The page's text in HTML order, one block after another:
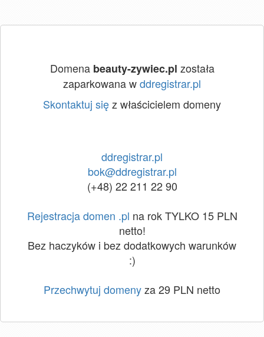
Domena beauty-zywiec.pl została
zaparkowana wddregistrar.pl
Skontaktuj sięz właścicielem domeny
ddregistrar.pl
bok@ddregistrar.pl
(+48) 22 211 22 90
Rejestracja domen .pl na rok TYLKO 15 PLN
netto!
Bez haczyków i bez dodatkowych warunków
:)
Przechwytuj domenyza 29 PLN netto